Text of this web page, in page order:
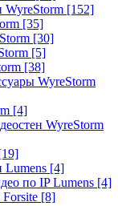
[152]
[35]
[30]
[5]
[38]
WyreStorm
[4]
WyreStorm
Lumens [4]
по IP Lumens [4]
[8]